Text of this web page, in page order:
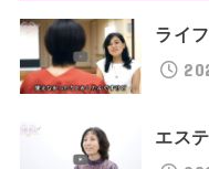
ライ
エス